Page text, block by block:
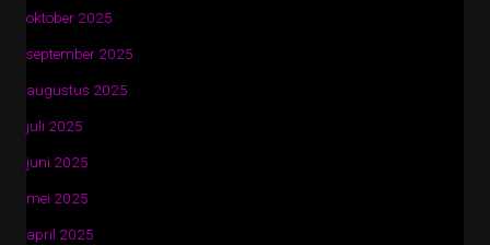
oktober 2025
september 2025
augustus 2025
juli 2025
juni 2025
mei 2025
april 2025